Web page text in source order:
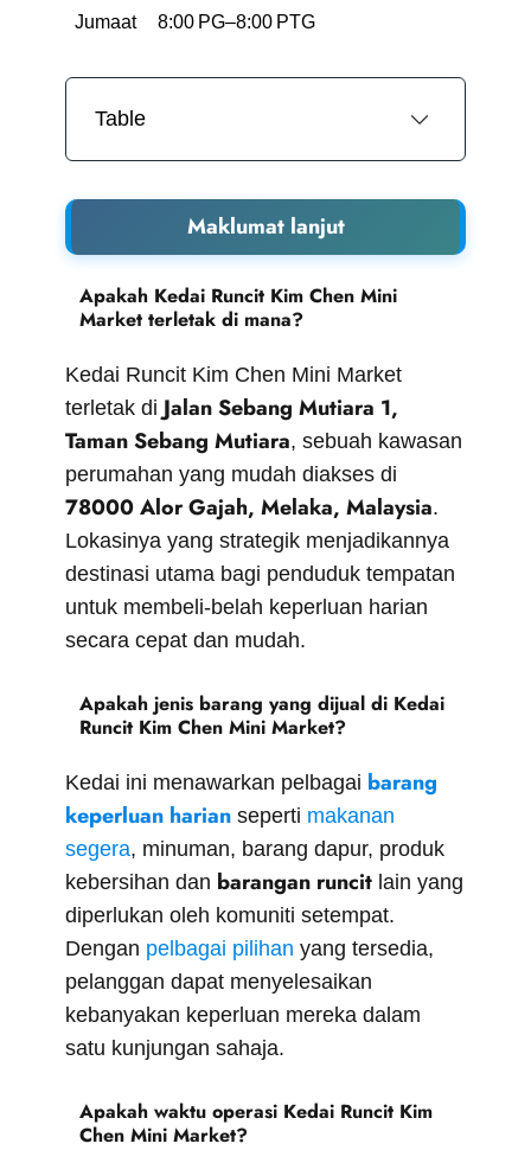
Jumaat 8:00 PG–8:00 PTG
Table
Maklumat lanjut
Apakah Kedai Runcit Kim Chen Mini
Market terletak di mana?
Kedai Runcit Kim Chen Mini Market
terletak di Jalan Sebang Mutiara 1,
Taman Sebang Mutiara, sebuah kawasan
perumahan yang mudah diakses di
78000 Alor Gajah, Melaka, Malaysia.
Lokasinya yang strategik menjadikannya
destinasi utama bagi penduduk tempatan
untuk membeli-belah keperluan harian
secara cepat dan mudah.
Apakah jenis barang yang dijual di Kedai
Runcit Kim Chen Mini Market?
Kedai ini menawarkan pelbagai barang
keperluan harian seperti makanan
segera, minuman, barang dapur, produk
kebersihan dan barangan runcit lain yang
diperlukan oleh komuniti setempat.
Dengan pelbagai pilihan yang tersedia,
pelanggan dapat menyelesaikan
kebanyakan keperluan mereka dalam
satu kunjungan sahaja.
Apakah waktu operasi Kedai Runcit Kim
Chen Mini Market?